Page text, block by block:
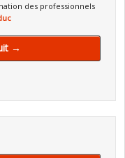
des professionnels
→